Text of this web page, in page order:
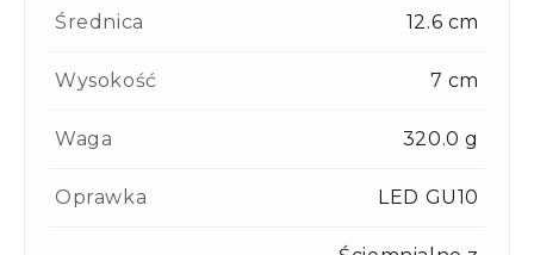
Średnica 12.6 cm
Wysokość 7 cm
Waga 320.0 g
Oprawka LED GU10